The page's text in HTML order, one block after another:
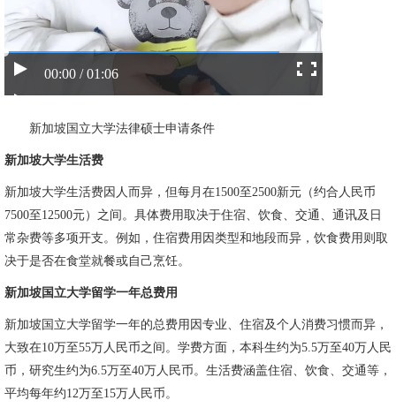
00:00 / 01:06
新加坡国立大学法律硕士申请条件
新加坡大学生活费
新加坡大学生活费因人而异，但每月在1500至2500新元（约合人民币
7500至12500元）之间。具体费用取决于住宿、饮食、交通、通讯及日
常杂费等多项开支。例如，住宿费用因类型和地段而异，饮食费用则取
决于是否在食堂就餐或自己烹饪。
新加坡国立大学留学一年总费用
新加坡国立大学留学一年的总费用因专业、住宿及个人消费习惯而异，
大致在10万至55万人民币之间。学费方面，本科生约为5.5万至40万人民
币，研究生约为6.5万至40万人民币。生活费涵盖住宿、饮食、交通等，
平均每年约12万至15万人民币。